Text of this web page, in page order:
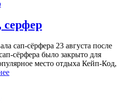
сап-сёрфера 23 августа после
сёрфера было закрыто для
место отдыха Кейп-Код,